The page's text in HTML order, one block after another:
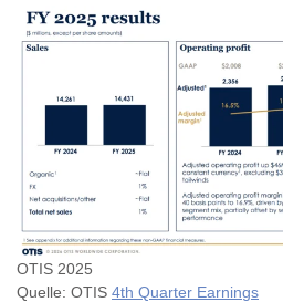
OTIS 2025
Quelle: OTIS 4th Quarter Earnings